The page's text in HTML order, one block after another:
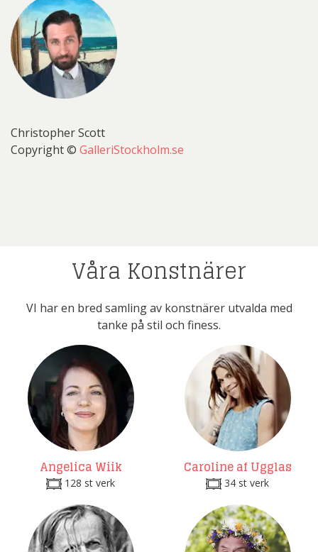
Christopher Scott
Copyright © GalleriStockholm.se
Våra Konstnärer
VI har en bred samling av konstnärer utvalda med
tanke på stil och finess.
Angelica Wiik
128 st verk
Caroline af Ugglas
34 st verk